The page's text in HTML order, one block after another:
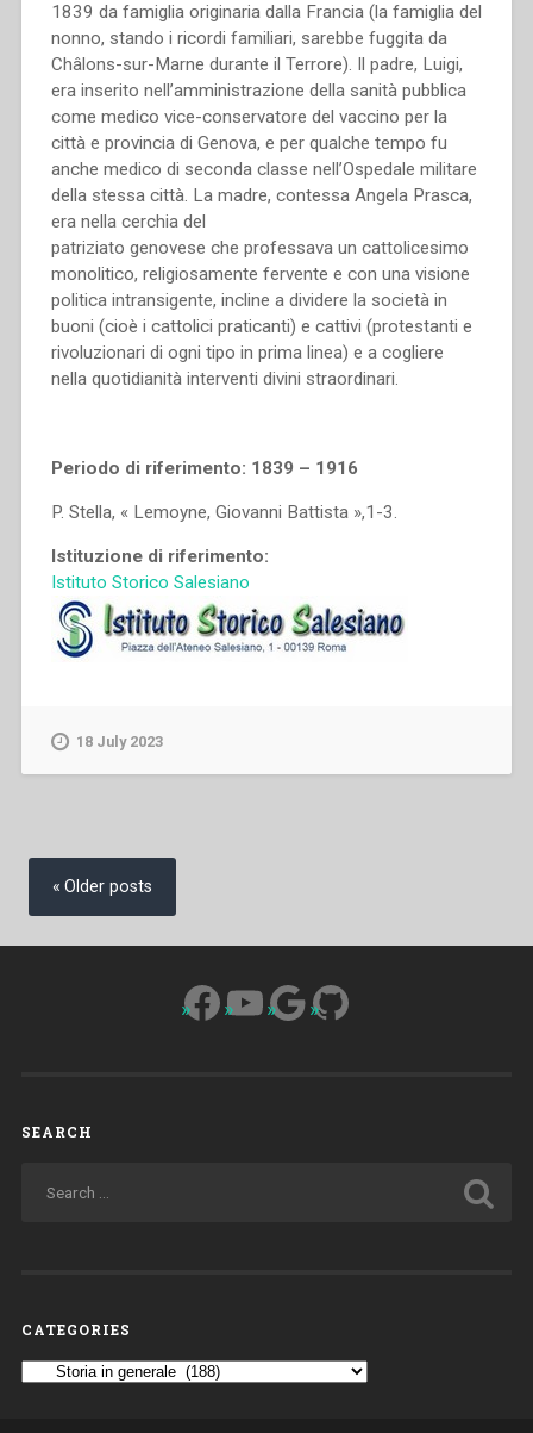
1839 da famiglia originaria dalla Francia (la famiglia del
nonno, stando i ricordi familiari, sarebbe fuggita da
Châlons-sur-Marne durante il Terrore). Il padre, Luigi,
era inserito nell’amministrazione della sanità pubblica
come medico vice-conservatore del vaccino per la
città e provincia di Genova, e per qualche tempo fu
anche medico di seconda classe nell’Ospedale militare
della stessa città. La madre, contessa Angela Prasca,
era nella cerchia del
patriziato genovese che professava un cattolicesimo
monolitico, religiosamente fervente e con una visione
politica intransigente, incline a dividere la società in
buoni (cioè i cattolici praticanti) e cattivi (protestanti e
rivoluzionari di ogni tipo in prima linea) e a cogliere
nella quotidianità interventi divini straordinari.
Periodo di riferimento: 1839 – 1916
P. Stella, « Lemoyne, Giovanni Battista »,1-3.
Istituzione di riferimento:
Istituto Storico Salesiano
18 July 2023
Posts
navigation
Older posts
Facebook
YouTube
Google
GitHub
SEARCH
CATEGORIES
Categories